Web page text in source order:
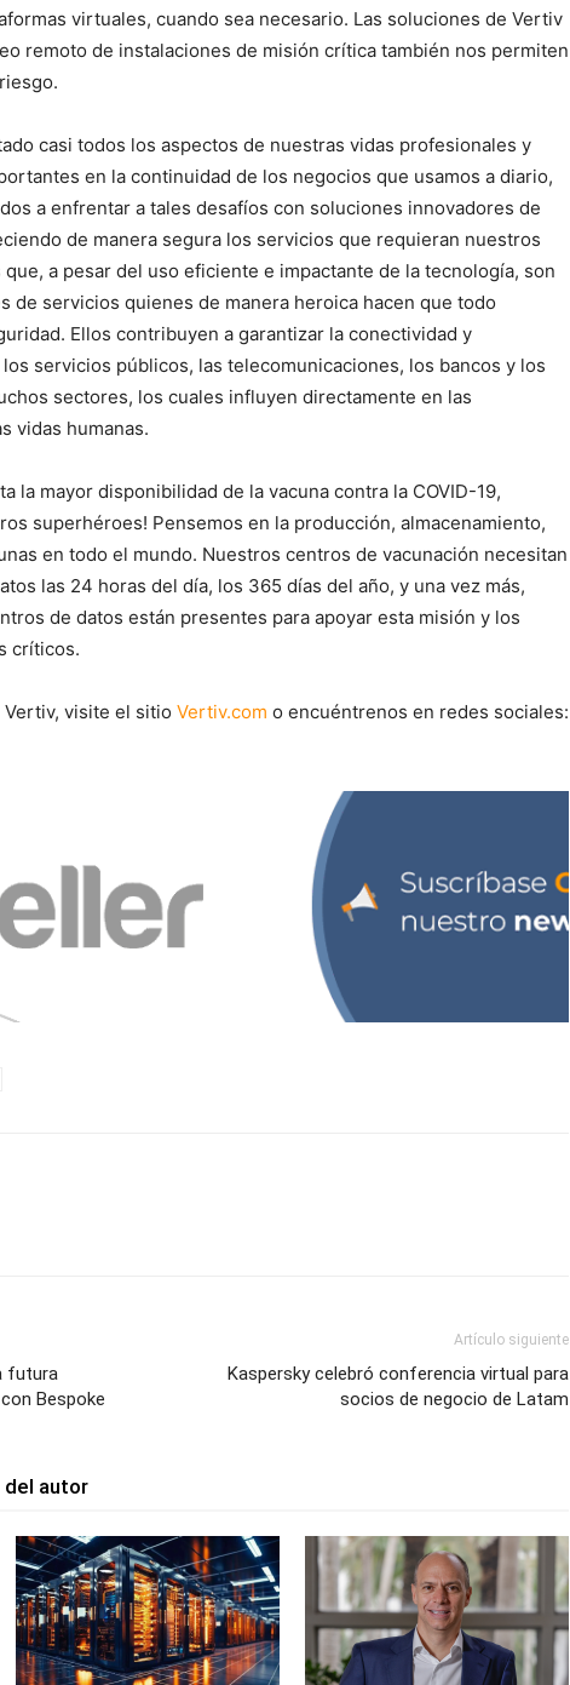
virtuales, cuando sea necesario. Las soluciones de Vertiv
remoto de instalaciones de misión crítica también nos permiten
casi todos los aspectos de nuestras vidas profesionales y
en la continuidad de los negocios que usamos a diario,
a enfrentar a tales desafíos con soluciones innovadores de
de manera segura los servicios que requieran nuestros
a pesar del uso eficiente e impactante de la tecnología, son
de servicios quienes de manera heroica hacen que todo
Ellos contribuyen a garantizar la conectividad y
servicios públicos, las telecomunicaciones, los bancos y los
sectores, los cuales influyen directamente en las
vidas humanas.
la mayor disponibilidad de la vacuna contra la COVID-19,
superhéroes! Pensemos en la producción, almacenamiento,
en todo el mundo. Nuestros centros de vacunación necesitan
las 24 horas del día, los 365 días del año, y una vez más,
de datos están presentes para apoyar esta misión y los
críticos.
Vertiv, visite el sitio Vertiv.com o encuéntrenos en redes sociales:
futura
Bespoke
Artículo siguiente
Kaspersky celebró conferencia virtual para
socios de negocio de Latam
del autor